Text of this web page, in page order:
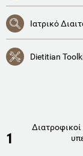
Ιατρικό
Dietitian
1